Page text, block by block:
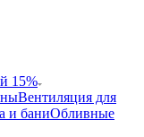
15%
Вентиляция для
и баниОбливные